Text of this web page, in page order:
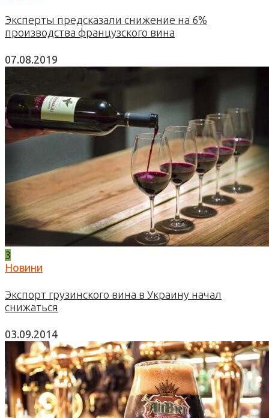
Эксперты предсказали снижение на 6%
производства французского вина
07.08.2019
3
Новини
Экспорт грузинского вина в Украину начал
снижаться
03.09.2014